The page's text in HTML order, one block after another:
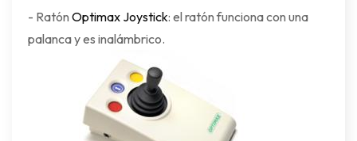
- Ratón Optimax Joystick: el ratón funciona con una
palanca y es inalámbrico.